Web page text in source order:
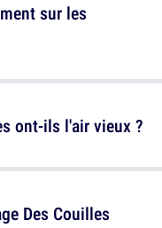
sur les
Des Couilles
ont-ils l'air vieux ?